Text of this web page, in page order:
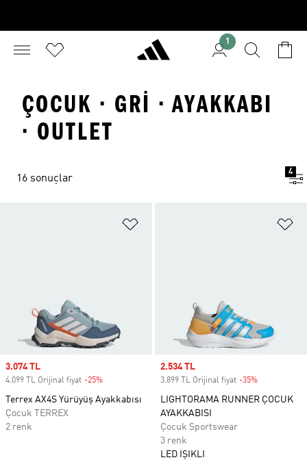
1
ÇOCUK · GRI · AYAKKABI
· OUTLET
16 sonuçlar
4
Sale price
3.074 TL
4.099 TL Orijinal fiyat -25%
Terrex AX4S Yürüyüş Ayakkabısı
Çocuk TERREX
2 renk
Sale price
2.534 TL
3.899 TL Orijinal fiyat -35%
LIGHTORAMA RUNNER ÇOCUK
AYAKKABISI
Çocuk Sportswear
3 renk
LED IŞIKLI